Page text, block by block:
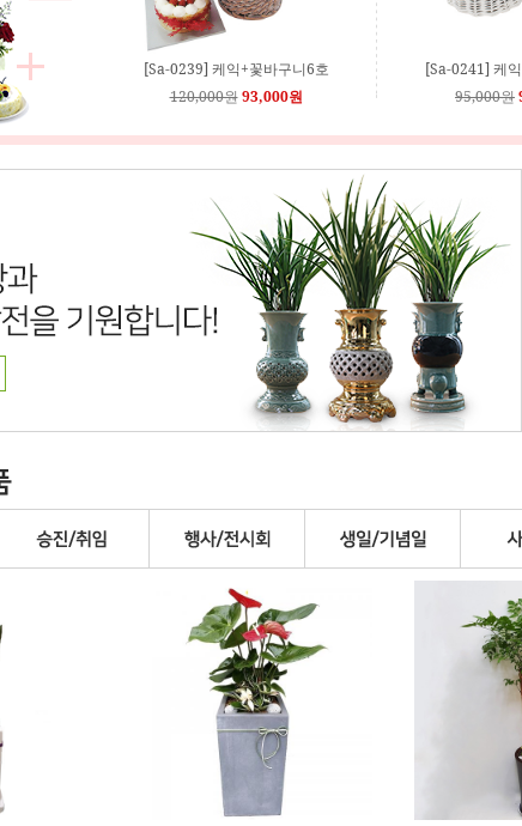
[Sa-0239] 케익+꽃바구니6호
120,000원 93,000원
[Sa-0241] 케
95,000원